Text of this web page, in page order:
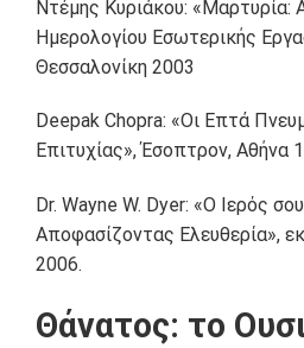
Ντέμης Κυριάκου:
Ημερολογίου Εσωτερικής
Θεσσαλονίκη 2003
Deepak Chopra: «Οι Επτά
Επιτυχίας», Έσοπτρον, Αθήνα
Dr. Wayne W. Dyer: «Ο Ιερός
Αποφασίζοντας Ελευθερία»,
2006.
Θάνατος: το